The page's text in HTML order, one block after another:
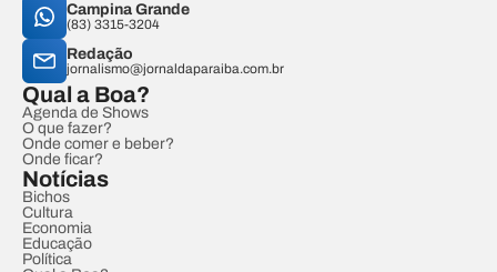
Campina Grande
(83) 3315-3204
Redação
jornalismo@jornaldaparaiba.com.br
Qual a Boa?
Agenda de Shows
O que fazer?
Onde comer e beber?
Onde ficar?
Notícias
Bichos
Cultura
Economia
Educação
Política